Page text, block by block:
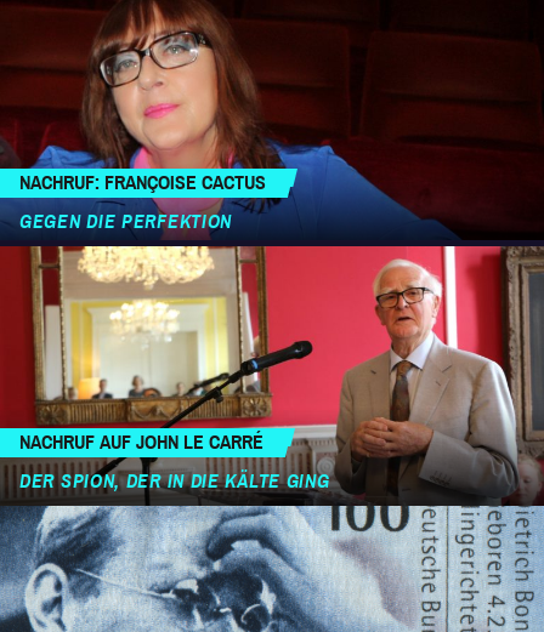
NACHRUF: FRANÇOISE CACTUS
GEGEN DIE PERFEKTION
NACHRUF AUF JOHN LE CARRÉ
DER SPION, DER IN DIE KÄLTE GING